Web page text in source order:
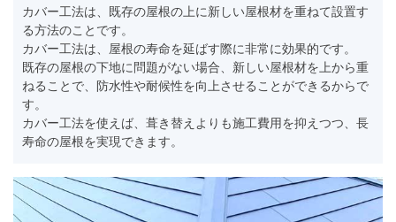
カバー工法は、既存の屋根の上に新しい屋根材を重ねて設置す
る方法のことです。
カバー工法は、屋根の寿命を延ばす際に非常に効果的です。
既存の屋根の下地に問題がない場合、新しい屋根材を上から重
ねることで、防水性や耐候性を向上させることができるからで
す。
カバー工法を使えば、葺き替えよりも施工費用を抑えつつ、長
寿命の屋根を実現できます。